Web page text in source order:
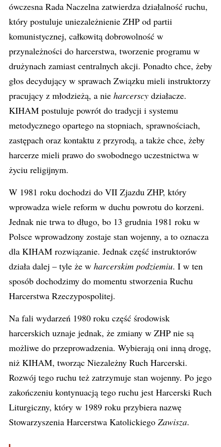
ówczesna Rada Naczelna zatwierdza działalność ruchu,
który postuluje uniezależnienie ZHP od partii
komunistycznej, całkowitą dobrowolność w
przynależności do harcerstwa, tworzenie programu w
drużynach zamiast centralnych akcji. Ponadto chce, żeby
głos decydujący w sprawach Związku mieli instruktorzy
pracujący z młodzieżą, a nie harcerscy działacze.
KIHAM postuluje powrót do tradycji i systemu
metodycznego opartego na stopniach, sprawnościach,
zastępach oraz kontaktu z przyrodą, a także chce, żeby
harcerze mieli prawo do swobodnego uczestnictwa w
życiu religijnym.
W 1981 roku dochodzi do VII Zjazdu ZHP, który
wprowadza wiele reform w duchu powrotu do korzeni.
Jednak nie trwa to długo, bo 13 grudnia 1981 roku w
Polsce wprowadzony zostaje stan wojenny, a to oznacza
dla KIHAM rozwiązanie. Jednak część instruktorów
działa dalej – tyle że w harcerskim podziemiu. I w ten
sposób dochodzimy do momentu stworzenia Ruchu
Harcerstwa Rzeczypospolitej.
Na fali wydarzeń 1980 roku część środowisk
harcerskich uznaje jednak, że zmiany w ZHP nie są
możliwe do przeprowadzenia. Wybierają oni inną drogę,
niż KIHAM, tworząc Niezależny Ruch Harcerski.
Rozwój tego ruchu też zatrzymuje stan wojenny. Po jego
zakończeniu kontynuacją tego ruchu jest Harcerski Ruch
Liturgiczny, który w 1989 roku przybiera nazwę
Stowarzyszenia Harcerstwa Katolickiego Zawisza.